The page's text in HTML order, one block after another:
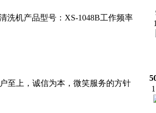
洗机产品型号：XS-1048B工作频率
至上，诚信为本，微笑服务的方针